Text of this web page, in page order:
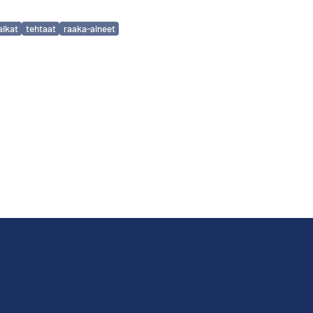
tehtaat
raaka-aineet